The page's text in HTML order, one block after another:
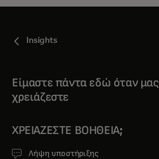
Insights
Είμαστε πάντα εδώ όταν μας
χρειάζεστε
ΧΡΕΙΆΖΕΣΤΕ ΒΟΉΘΕΙΑ;
Λήψη υποστήριξης